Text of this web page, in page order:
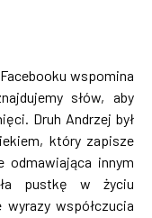
wspomina
słów, aby
Druh Andrzej był
który zapisze
innym
pustkę w życiu
współczucia